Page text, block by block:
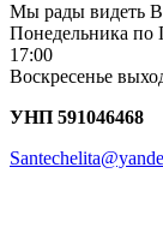
Мы рады видеть
Понедельника по
17:00
Воскресенье
УНП 591046468